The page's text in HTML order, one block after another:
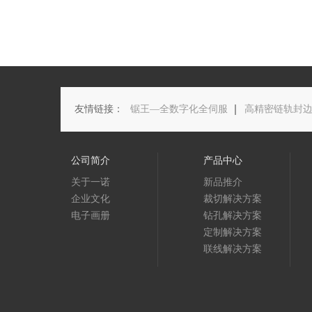
友情链接： 锯王—全数字化全伺服 高精密链轨封
公司简介
关于一诺
企业文化
电子画册
产品中心
新品推介
裁切解决方案
钻孔解决方案
定制解决方案
联线解决方案